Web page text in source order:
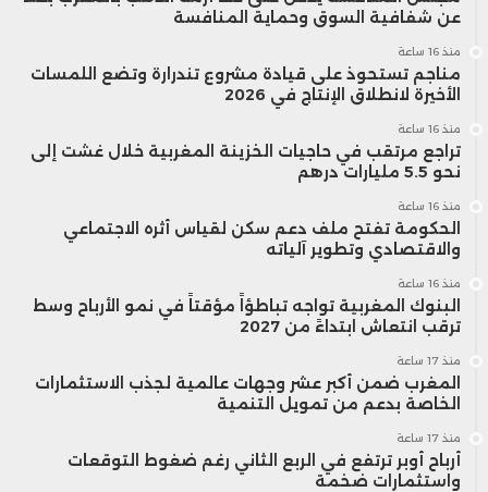
عن شفافية السوق وحماية المنافسة
منذ 16 ساعة
مناجم تستحوذ على قيادة مشروع تندرارة وتضع اللمسات
الأخيرة لانطلاق الإنتاج في 2026
منذ 16 ساعة
تراجع مرتقب في حاجيات الخزينة المغربية خلال غشت إلى
نحو 5.5 مليارات درهم
منذ 16 ساعة
الحكومة تفتح ملف دعم سكن لقياس أثره الاجتماعي
والاقتصادي وتطوير آلياته
منذ 16 ساعة
البنوك المغربية تواجه تباطؤاً مؤقتاً في نمو الأرباح وسط
ترقب انتعاش ابتداءً من 2027
منذ 17 ساعة
المغرب ضمن أكبر عشر وجهات عالمية لجذب الاستثمارات
الخاصة بدعم من تمويل التنمية
منذ 17 ساعة
أرباح أوبر ترتفع في الربع الثاني رغم ضغوط التوقعات
واستثمارات ضخمة